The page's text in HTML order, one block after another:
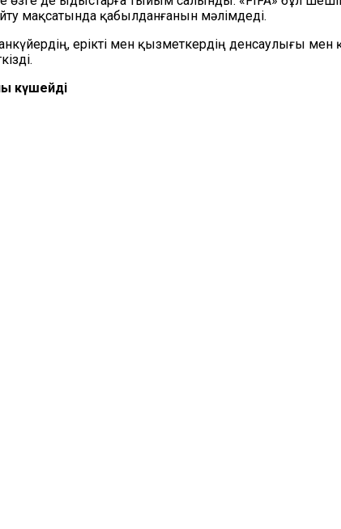
мақсатында қабылданғанын мәлімдеді.
ерікті мен қызметкердің денсаулығы мен
күшейді